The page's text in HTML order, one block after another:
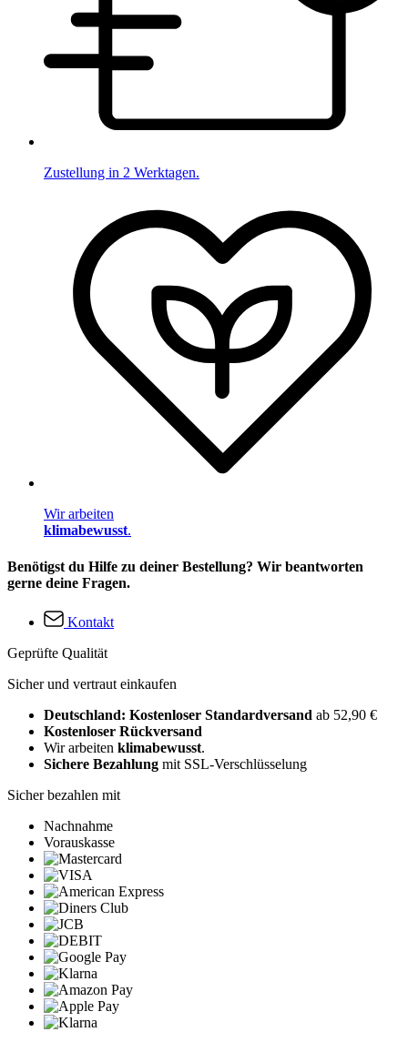
Zustellung in 2 Werktagen.
Wir arbeiten
klimabewusst.
Benötigst du Hilfe zu deiner Bestellung? Wir beantworten
gerne deine Fragen.
Kontakt
Geprüfte Qualität
Sicher und vertraut einkaufen
Deutschland: Kostenloser Standardversand ab 52,90 €
Kostenloser Rückversand
Wir arbeiten klimabewusst.
Sichere Bezahlung mit SSL-Verschlüsselung
Sicher bezahlen mit
Nachnahme
Vorauskasse